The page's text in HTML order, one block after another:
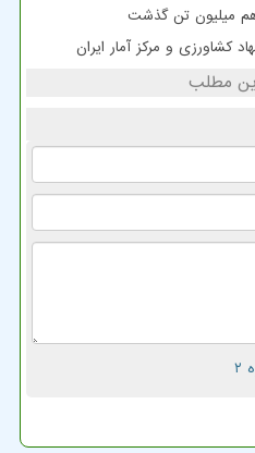
کشاورزی و مرکز آمار ایران
مطلب